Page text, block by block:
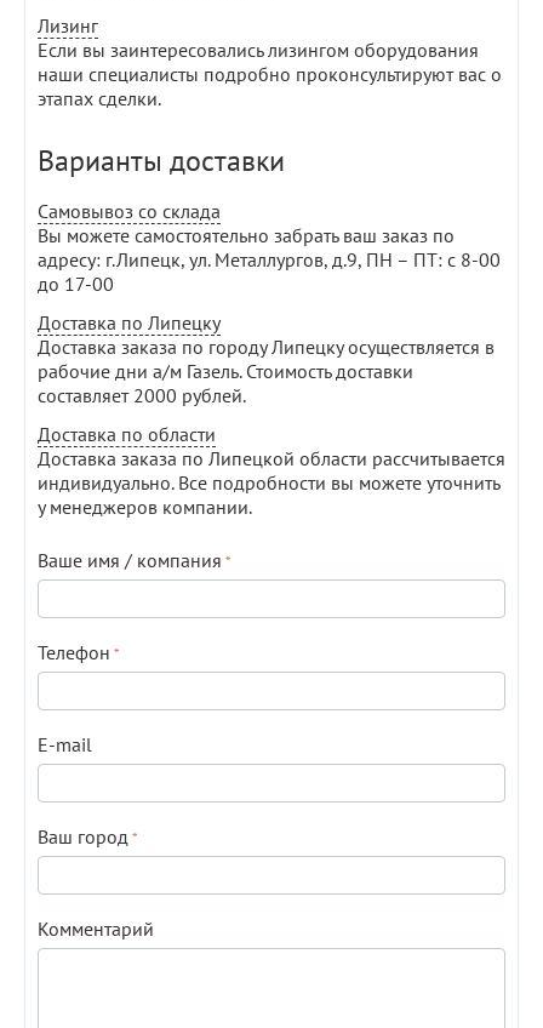
Лизинг
Если вы заинтересовались лизингом оборудования
наши специалисты подробно проконсультируют вас о
этапах сделки.
Варианты доставки
Самовывоз со склада
Вы можете самостоятельно забрать ваш заказ по
адресу: г.Липецк, ул. Металлургов, д.9, ПН – ПТ: с 8-00
до 17-00
Доставка по Липецку
Доставка заказа по городу Липецку осуществляется в
рабочие дни а/м Газель. Стоимость доставки
составляет 2000 рублей.
Доставка по области
Доставка заказа по Липецкой области рассчитывается
индивидуально. Все подробности вы можете уточнить
у менеджеров компании.
Ваше имя / компания
Телефон
E-mail
Ваш город
Комментарий